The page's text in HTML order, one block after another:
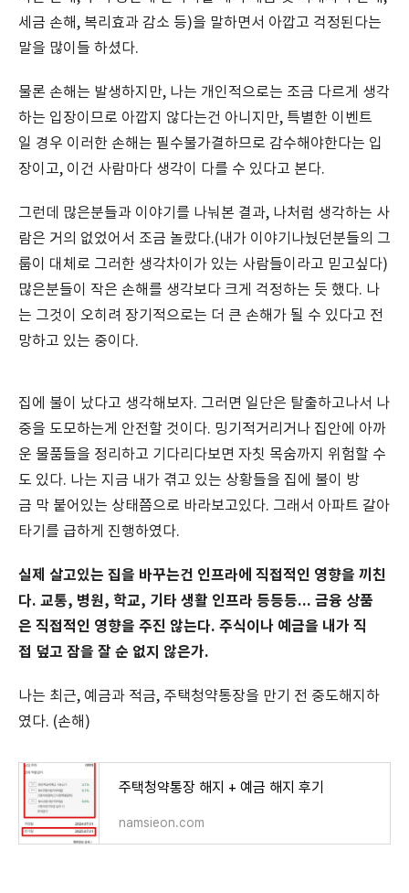
세금 손해, 복리효과 감소 등)을 말하면서 아깝고 걱정된다는
말을 많이들 하셨다.
물론 손해는 발생하지만, 나는 개인적으로는 조금 다르게 생각
하는 입장이므로 아깝지 않다는건 아니지만, 특별한 이벤트
일 경우 이러한 손해는 필수불가결하므로 감수해야한다는 입
장이고, 이건 사람마다 생각이 다를 수 있다고 본다.
그런데 많은분들과 이야기를 나눠본 결과, 나처럼 생각하는 사
람은 거의 없었어서 조금 놀랐다.(내가 이야기나눴던분들의 그
룹이 대체로 그러한 생각차이가 있는 사람들이라고 믿고싶다)
많은분들이 작은 손해를 생각보다 크게 걱정하는 듯 했다. 나
는 그것이 오히려 장기적으로는 더 큰 손해가 될 수 있다고 전
망하고 있는 중이다.
집에 불이 났다고 생각해보자. 그러면 일단은 탈출하고나서 나
중을 도모하는게 안전할 것이다. 밍기적거리거나 집안에 아까
운 물품들을 정리하고 기다리다보면 자칫 목숨까지 위험할 수
도 있다. 나는 지금 내가 겪고 있는 상황들을 집에 불이 방
금 막 붙어있는 상태쯤으로 바라보고있다. 그래서 아파트 갈아
타기를 급하게 진행하였다.
실제 살고있는 집을 바꾸는건 인프라에 직접적인 영향을 끼친
다. 교통, 병원, 학교, 기타 생활 인프라 등등등... 금융 상품
은 직접적인 영향을 주진 않는다. 주식이나 예금을 내가 직
접 덮고 잠을 잘 순 없지 않은가.
나는 최근, 예금과 적금, 주택청약통장을 만기 전 중도해지하
였다. (손해)
주택청약통장 해지 + 예금 해지 후기
namsieon.com